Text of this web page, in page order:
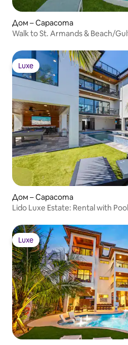
Дом – Сарасота
Walk to St. Armands & Beach/
Luxe
Luxe
Дом – Сарасота
Lido Luxe Estate: Rental with
Luxe
Luxe